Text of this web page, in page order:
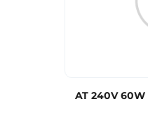
AT 240V 60W